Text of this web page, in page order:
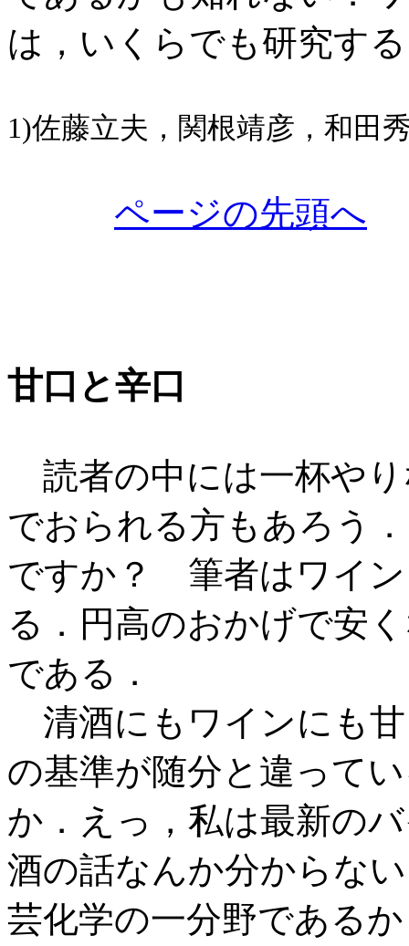
は，いくらでも研究す
1)佐藤立夫，関根靖彦，和田
ページの先頭へ
甘口と辛口
読者の中には一杯や
でおられる方もあろう
ですか？ 筆者はワイン
る．円高のおかげで安
である．
清酒にもワインにも
の基準が随分と違って
か．えっ，私は最新の
酒の話なんか分からな
芸化学の一分野である